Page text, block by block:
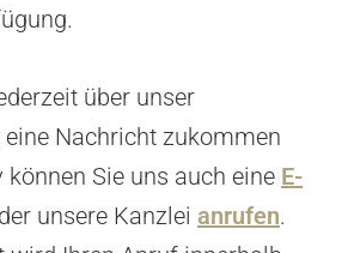
über unser
eine Nachricht zukommen
Sie uns auch eine E-
unsere Kanzlei anrufen.